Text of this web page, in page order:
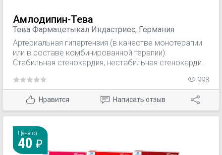
Амлодипин-Тева
Тева Фармацетыкал Индастриес, Германия
Артериальная гипертензия (в качестве монотерапии
или в составе комбинированной терапии).
Стабильная стенокардия, нестабильная стенокардия,
или в составе комбинированной терапии).
993
Нравится Написать отзыв
Цена от
40